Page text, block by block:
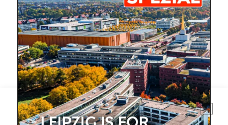
Mit dem |transkript-Newsletter
jede Woche aktuell informiert.
E-
Mail
(erforderlich)